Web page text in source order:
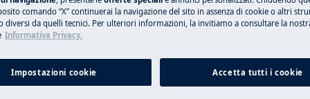
Indicazioni per la
comando “X” continuerai la navigazione del sito in assenza di cookie o altri
diversi da quelli tecnici. Per ulteriori informazioni, la invitiamo a consultare la
Informativa Privacy.
Impostazioni cookie Accetta tutti i cookie